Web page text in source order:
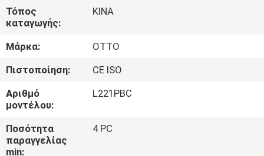
ΣΧΕΤΙΚΆ
ΜΕ
ΕΜΆΣ
ΕΠΙΣΚΈΨΕΙΣ
ΣΤΟ
ΕΡΓΟΣΤΆΣΙΟ
Τόπος
καταγωγής:
ΚΙΝΑ
Μάρκα:
OTTO
Πιστοποίηση:
CE ISO
Αριθμό
μοντέλου:
L221PBC
Ποσότητα
παραγγελίας
min:
4 PC